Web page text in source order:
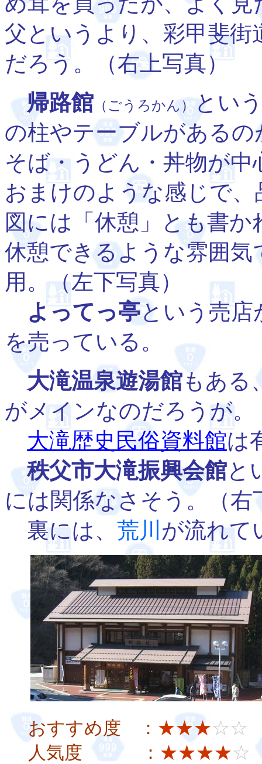
父というより、彩甲斐
だろう。（右上写真）
帰路館 （ごうろかん） とい
の柱やテーブルがある
そば・うどん・丼物が
おまけのような感じで
図には「休憩」とも書
休憩できるような雰囲
用。（左下写真）
よってっ亭という売
を売っている。
大滝温泉遊湯館もある
がメインなのだろうが。
大滝歴史民俗資料館は
秩父市大滝振興会館と
には関係なさそう。（右
裏には、 荒川 が流れて
おすすめ度 ： ★★★☆☆
人気度 ： ★★★★☆